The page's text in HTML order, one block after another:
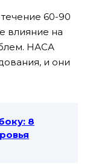
60-90
влияние на
НАСА
и они
8